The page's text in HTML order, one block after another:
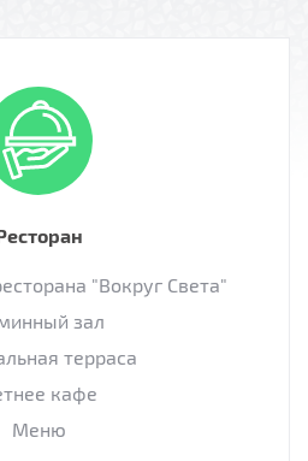
"Вокруг Света"
зал
терраса
кафе
Меню